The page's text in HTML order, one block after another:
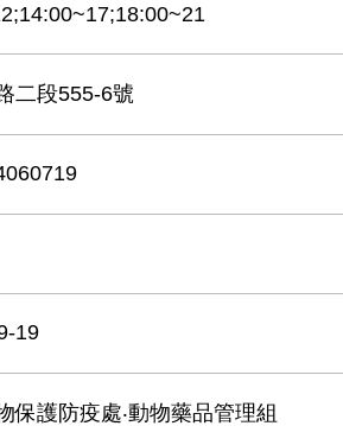
二段555-6號
19
保護防疫處‧動物藥品管理組